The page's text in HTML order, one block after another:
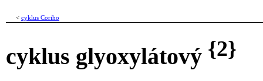
< cyklus Coriho
cyklus glyoxylátový {2}